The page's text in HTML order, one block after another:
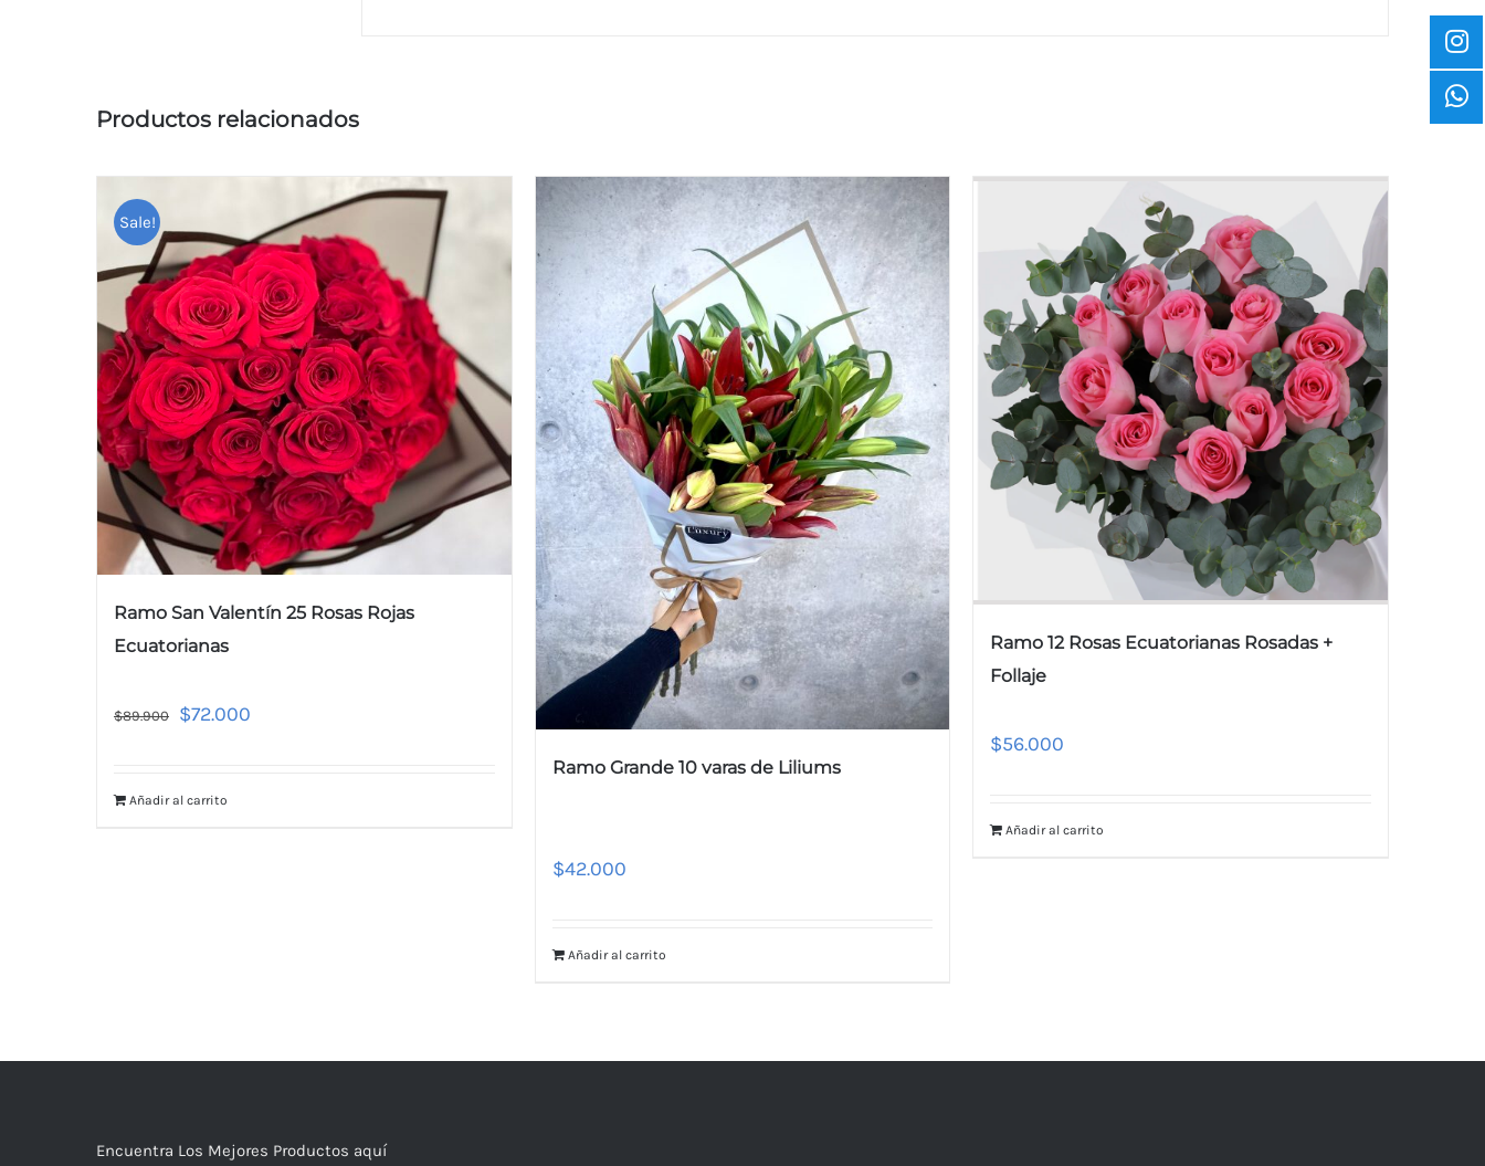
Productos relacionados
Sale!
Ramo San Valentín 25 Rosas Rojas
Ecuatorianas
$89.900 $72.000
Añadir al carrito
Ramo Grande 10 varas de Liliums
$42.000
Añadir al carrito
Ramo 12 Rosas Ecuatorianas Rosadas +
Follaje
$56.000
Añadir al carrito
Encuentra Los Mejores Productos aquí